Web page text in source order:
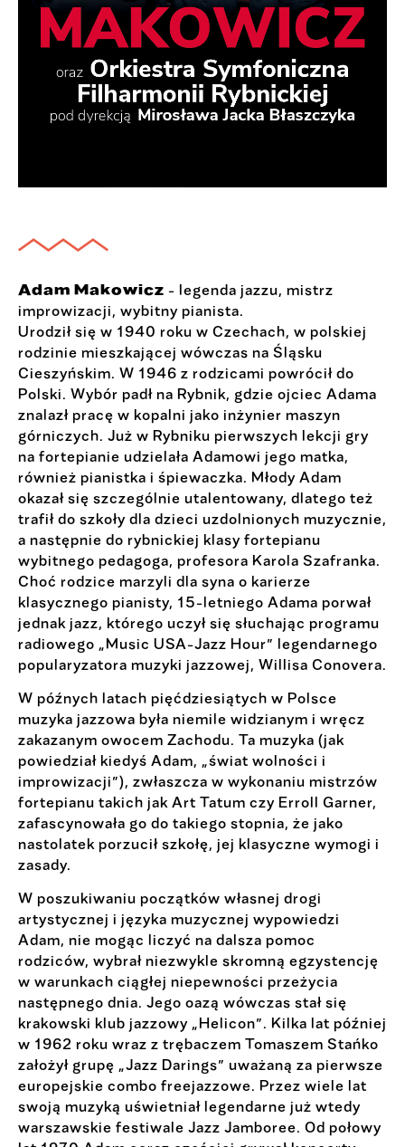
Adam Makowicz - legenda jazzu, mistrz
improwizacji, wybitny pianista.
Urodził się w 1940 roku w Czechach, w polskiej
rodzinie mieszkającej wówczas na Śląsku
Cieszyńskim. W 1946 z rodzicami powrócił do
Polski. Wybór padł na Rybnik, gdzie ojciec Adama
znalazł pracę w kopalni jako inżynier maszyn
górniczych. Już w Rybniku pierwszych lekcji gry
na fortepianie udzielała Adamowi jego matka,
również pianistka i śpiewaczka. Młody Adam
okazał się szczególnie utalentowany, dlatego też
trafił do szkoły dla dzieci uzdolnionych muzycznie,
a następnie do rybnickiej klasy fortepianu
wybitnego pedagoga, profesora Karola Szafranka.
Choć rodzice marzyli dla syna o karierze
klasycznego pianisty, 15-letniego Adama porwał
jednak jazz, którego uczył się słuchając programu
radiowego „Music USA-Jazz Hour” legendarnego
popularyzatora muzyki jazzowej, Willisa Conovera.
W późnych latach pięćdziesiątych w Polsce
muzyka jazzowa była niemile widzianym i wręcz
zakazanym owocem Zachodu. Ta muzyka (jak
powiedział kiedyś Adam, „świat wolności i
improwizacji”), zwłaszcza w wykonaniu mistrzów
fortepianu takich jak Art Tatum czy Erroll Garner,
zafascynowała go do takiego stopnia, że jako
nastolatek porzucił szkołę, jej klasyczne wymogi i
zasady.
W poszukiwaniu początków własnej drogi
artystycznej i języka muzycznej wypowiedzi
Adam, nie mogąc liczyć na dalsza pomoc
rodziców, wybrał niezwykle skromną egzystencję
w warunkach ciągłej niepewności przeżycia
następnego dnia. Jego oazą wówczas stał się
krakowski klub jazzowy „Helicon”. Kilka lat później
w 1962 roku wraz z trębaczem Tomaszem Stańko
założył grupę „Jazz Darings” uważaną za pierwsze
europejskie combo freejazzowe. Przez wiele lat
swoją muzyką uświetniał legendarne już wtedy
warszawskie festiwale Jazz Jamboree. Od połowy